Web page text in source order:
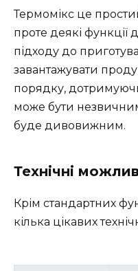
Термомікс це
проте деякі функції
підходу до
завантажувати
порядку,
може бути
буде дивовижним.
Технічні
Крім стандартних
кілька цікавих